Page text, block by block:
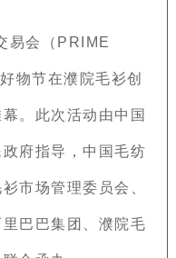
易会（PRIME
物节在濮院毛衫创
。此次活动由中国
府指导，中国毛纺
市场管理委员会、
巴巴集团、濮院毛